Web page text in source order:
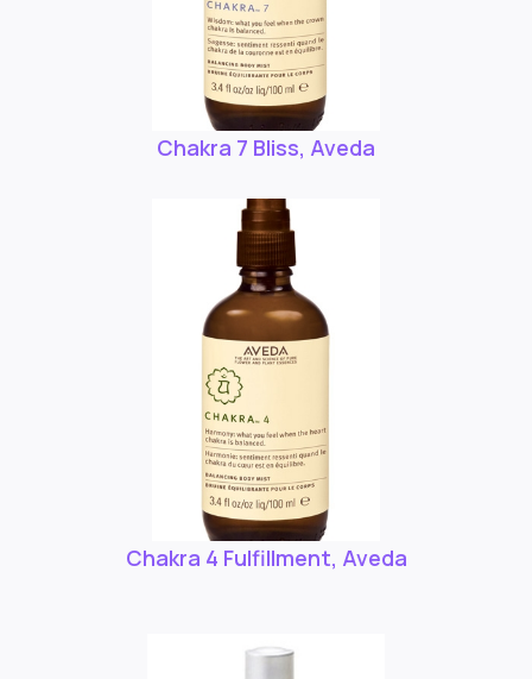
Chakra 7 Bliss, Aveda
Chakra 4 Fulfillment, Aveda